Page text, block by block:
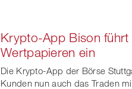
Krypto-App Bison
Wertpapieren ein
Die Krypto-App der Börse
Kunden nun auch das Traden